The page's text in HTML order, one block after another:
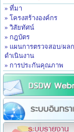
» ที่มา
» โครงสร้างองค์กร
» วิสัยทัศน์
» กฎบัตร
» แผนการตรวจสอบ/ผล
ดำเนินงาน
» การประกันคุณภาพ